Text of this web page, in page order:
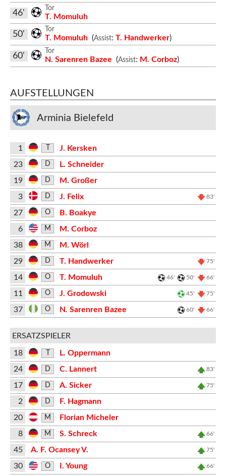
Tor
T. Momuluh
46'
Tor
T. Momuluh (Assist: T. Handwerker)
50'
Tor
N. Sarenren Bazee (Assist: M. Corboz)
60'
AUFSTELLUNGEN
Arminia Bielefeld
1
J. Kersken
23
D
L. Schneider
19
D
M. Großer
3
D J. Felix 83'
27 O
B. Boakye
6
M
M. Corboz
38
M
M. Wörl
29
D T. Handwerker 75'
14 O T. Momuluh 46' 50' 66'
11 O J. Grodowski 45' 75'
37 O N. Sarenren Bazee 60' 66'
ERSATZSPIELER
18
L. Oppermann
24
D C. Lannert 83'
17 D A. Sicker 75'
2 D
F. Hagmann
20
M
Florian Micheler
8
M S. Schreck 66'
45 A. F. Ocansey V. 75'
30 O I. Young 66'